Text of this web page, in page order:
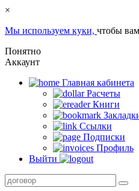
×
Мы используем куки, чтобы
Понятно
Аккаунт
Главная кабинета
Расчеты
Книги
Ссылки
Подписки
Профиль
Выйти